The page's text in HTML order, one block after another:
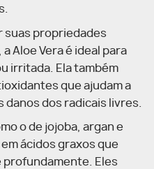
suas propriedades
Aloe Vera é ideal para
irritada. Ela também
que ajudam a
dos radicais livres.
o de jojoba, argan e
ácidos graxos que
profundamente. Eles